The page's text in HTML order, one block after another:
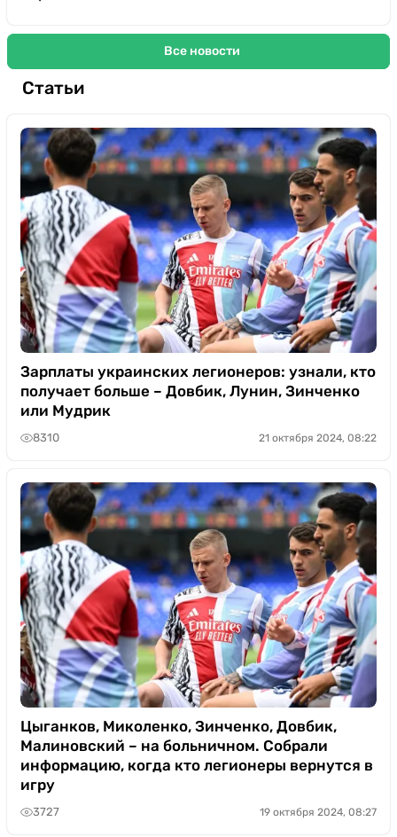
Все новости
Статьи
Зарплаты украинских легионеров: узнали, кто
получает больше – Довбик, Лунин, Зинченко
или Мудрик
8310 21 октября 2024, 08:22
Цыганков, Миколенко, Зинченко, Довбик,
Малиновский – на больничном. Собрали
информацию, когда кто легионеры вернутся в
игру
3727 19 октября 2024, 08:27